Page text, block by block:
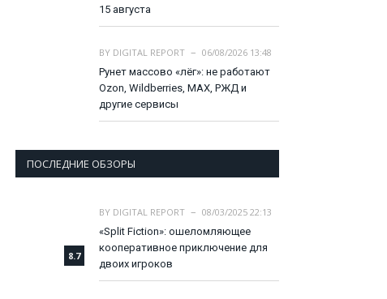
15 августа
BY DIGITAL REPORT
06/08/2026 13:48
Рунет массово «лёг»: не работают
Ozon, Wildberries, MAX, РЖД и
другие сервисы
ПОСЛЕДНИЕ ОБЗОРЫ
8.7
BY DIGITAL REPORT
08/03/2025 22:13
«Split Fiction»: ошеломляющее
кооперативное приключение для
двоих игроков